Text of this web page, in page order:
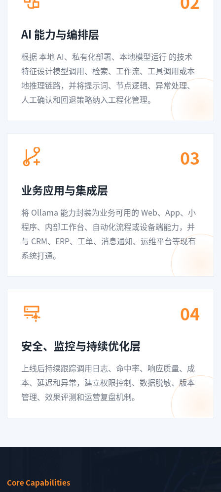
AI 能力与编排层
根据 本地 AI、私有化部署、本地模型运行 的技术
特征设计模型调用、检索、工作流、工具调用或本
地推理链路，并将提示词、节点逻辑、异常处理、
人工确认和回退策略纳入工程化管理。
03
业务应用与集成层
将 Ollama 能力封装为业务可用的 Web、App、小
程序、内部工作台、自动化流程或设备端能力，并
与 CRM、ERP、工单、消息通知、运维平台等现有
系统打通。
04
安全、监控与持续优化层
上线后持续跟踪调用日志、命中率、响应质量、成
本、延迟和异常，建立权限控制、数据脱敏、版本
管理、效果评测和运营复盘机制。
Core Capabilities